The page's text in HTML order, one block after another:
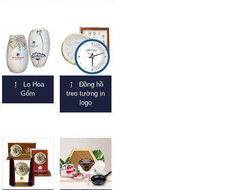
Lọ Hoa
Gốm
Đồng hồ
treo tường in
logo